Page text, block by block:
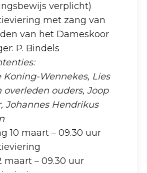
verplicht)
met zang van
van het Dameskoor
P. Bindels
Koning-Wennekes, Lies
overleden ouders, Joop
Johannes Hendrikus
10 maart – 09.30 uur
maart – 09.30 uur